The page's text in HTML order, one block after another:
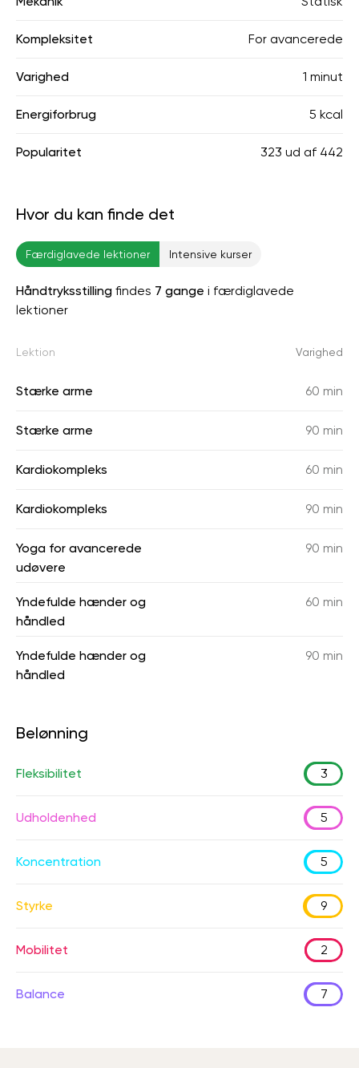
Kompleksitet For avancerede
Varighed 1 minut
Energiforbrug 5 kcal
Popularitet 323 ud af 442
Hvor du kan finde det
Færdiglavede lektioner Intensive kurser
Håndtryksstilling findes 7 gange i færdiglavede
lektioner
Lektion Varighed
Stærke arme 60 min
Stærke arme 90 min
Kardiokompleks 60 min
Kardiokompleks 90 min
Yoga for avancerede
udøvere
90 min
Yndefulde hænder og
håndled
60 min
Yndefulde hænder og
håndled
90 min
Belønning
Fleksibilitet 3
Udholdenhed 5
Koncentration 5
Styrke 9
Mobilitet 2
Balance 7